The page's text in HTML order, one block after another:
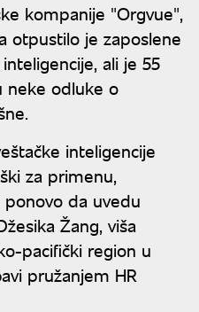
kompanije "Orgvue",
otpustilo je zaposlene
ali je 55
neke odluke o
inteligencije
za primenu,
da uvedu
Žang, viša
pacifički region u
pružanjem HR